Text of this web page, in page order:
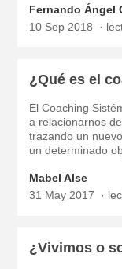
Fernando Ángel
10 Sep 2018
¿Qué es el
El Coaching
a relacionarnos
trazando un
un determinado
Mabel Alse
31 May 2017
¿Vivimos o